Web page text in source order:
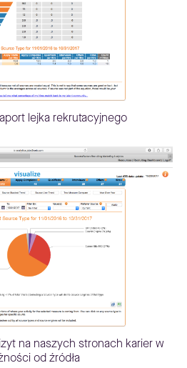
lejka rekrutacyjnego
na naszych stronach karier w
od źródła